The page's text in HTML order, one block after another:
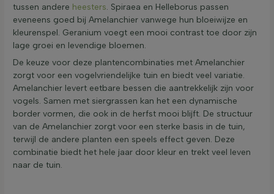
tussen andere heesters. Spiraea en Helleborus passen
eveneens goed bij Amelanchier vanwege hun bloeiwijze en
kleurenspel. Geranium voegt een mooi contrast toe door zijn
lage groei en levendige bloemen.
De keuze voor deze plantencombinaties met Amelanchier
zorgt voor een vogelvriendelijke tuin en biedt veel variatie.
Amelanchier levert eetbare bessen die aantrekkelijk zijn voor
vogels. Samen met siergrassen kan het een dynamische
border vormen, die ook in de herfst mooi blijft. De structuur
van de Amelanchier zorgt voor een sterke basis in de tuin,
terwijl de andere planten een speels effect geven. Deze
combinatie biedt het hele jaar door kleur en trekt veel leven
naar de tuin.